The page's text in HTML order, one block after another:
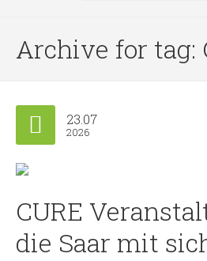
Archive for tag:
23.07
2026
CURE
die Saar mit